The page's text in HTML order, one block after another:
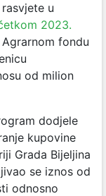
u
2023.
fondu
od milion
dodjele
kupovine
Grada Bijeljina
se iznos od
odnosno